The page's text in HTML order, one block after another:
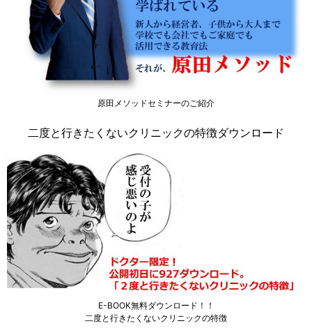
原田メソッドセミナーのご紹介
二度と行きたくないクリニックの特徴ダウンロード
E-BOOK無料ダウンロード！！
二度と行きたくないクリニックの特徴